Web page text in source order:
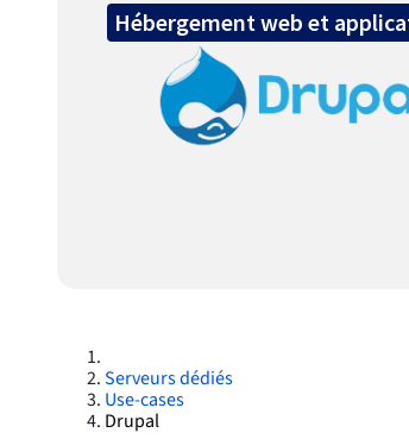
Hébergement web et
Serveurs dédiés
Use-cases
Drupal